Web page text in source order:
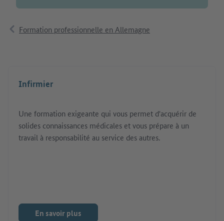
Formation professionnelle en Allemagne
Infirmier
Une formation exigeante qui vous permet d'acquérir de
solides connaissances médicales et vous prépare à un
travail à responsabilité au service des autres.
En savoir plus